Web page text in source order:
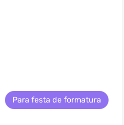
Para festa de formatura